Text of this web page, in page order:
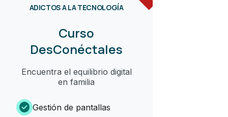
ADICTOS A LA TECNOLOGÍA
Curso
DesConéctales
Encuentra el equilibrio digital
en familia
check_circle Gestión de pantallas